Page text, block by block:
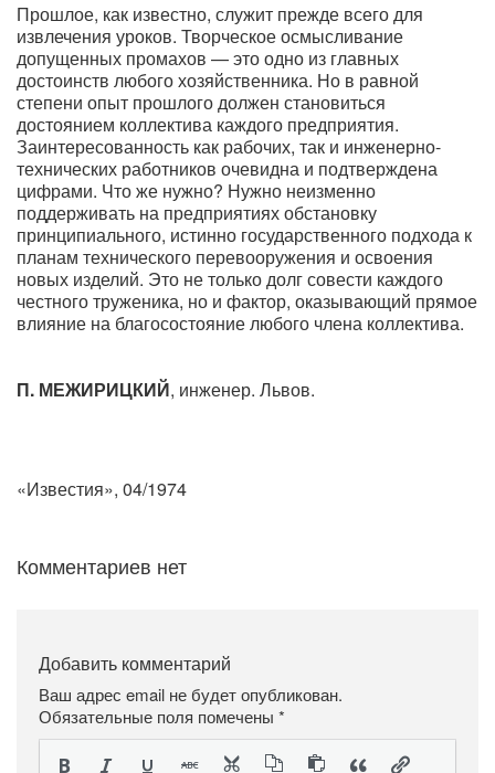
Прошлое, как известно, служит прежде всего для
извлечения уроков. Творческое осмысливание
допущенных промахов — это одно из главных
достоинств любого хозяйственника. Но в равной
степени опыт прошлого должен становиться
достоянием коллектива каждого предприятия.
Заинтересованность как рабочих, так и инженерно-
технических работников очевидна и подтверждена
цифрами. Что же нужно? Нужно неизменно
поддерживать на предприятиях обстановку
принципиального, истинно государственного подхода к
планам технического перевооружения и освоения
новых изделий. Это не только долг совести каждого
честного труженика, но и фактор, оказывающий прямое
влияние на благосостояние любого члена коллектива.
П. МЕЖИРИЦКИЙ, инженер. Львов.
«Известия», 04/1974
Комментариев нет
Добавить комментарий
Ваш адрес email не будет опубликован.
Обязательные поля помечены *